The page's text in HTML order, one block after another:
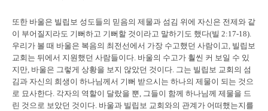
또한 바울은 빌립보 성도들의 믿음의 제물과 섬김 위에 자신은 전제와 같
이 부어질지라도 기뻐하고 기뻐할 것이라고 말하기도 했다(빌 2:17-18).
우리가 볼 때 바울은 복음의 최전선에서 가장 수고했던 사람이고, 빌립보
교회는 뒤에서 지원했던 사람들이다. 바울의 수고가 훨씬 커 보일 수 있
지만, 바울은 그렇게 상황을 보지 않았던 것이다. 그는 빌립보 교회의 섬
김과 자신의 희생이 하나님께서 기뻐 받으시는 하나의 제물이 되는 것으
로 묘사한다. 각자의 역할이 달랐을 뿐, 그들이 함께 하나님께 제물을 드
린 것으로 보았던 것이다. 바울과 빌립보 교회와의 관계가 어떠했는지를